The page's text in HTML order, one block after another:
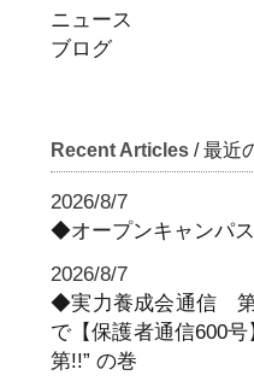
ニュース
ブログ
Recent Articles / 最近
2026/8/7
◆オープンキャンパ
2026/8/7
◆実力養成会通信
で【保護者通信600
第!!” の巻